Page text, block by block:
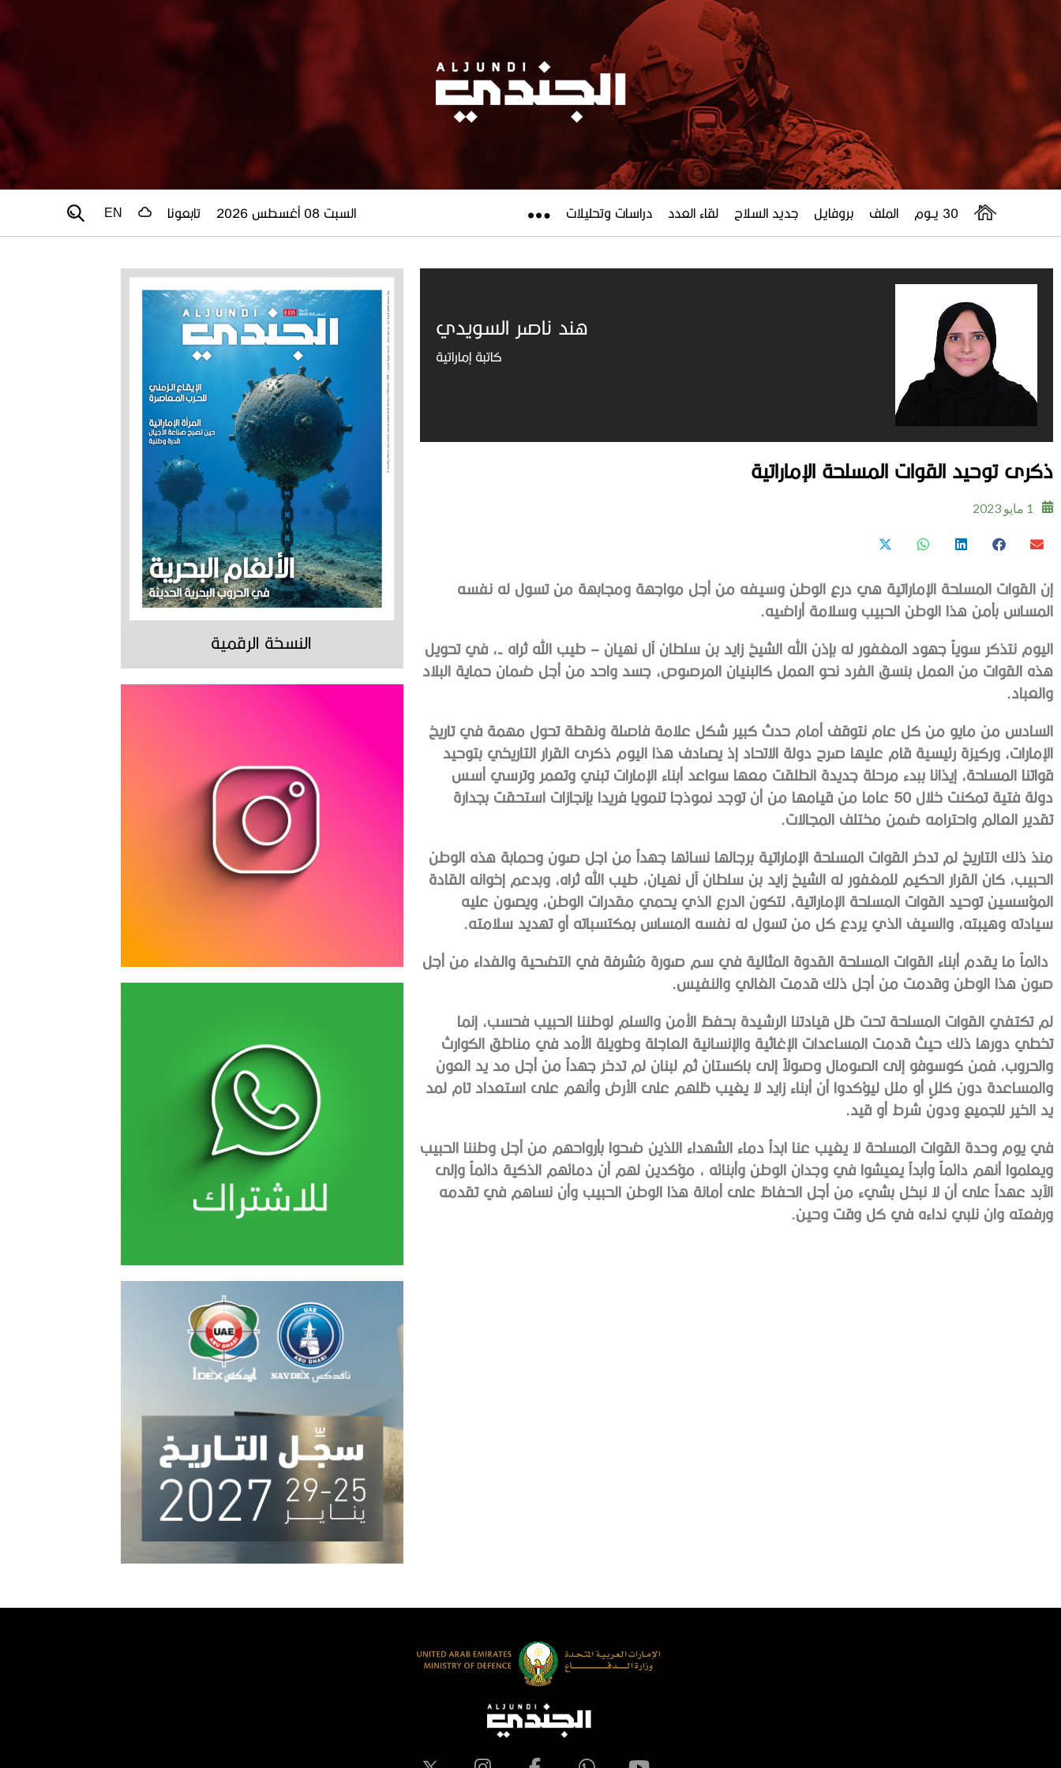
30 يــوم الملف بروفايل جديد السلاح لقاء العدد دراسات وتحليلات السبت 08 أغسطس 2026 تابعونا EN
هند ناصر السويدي
كاتبة إماراتية
ذكرى توحيد القوات المسلحة الإماراتية
1 مايو 2023
إن القوات المسلحة الإماراتية هي درع الوطن وسيفه من أجل مواجهة ومجابهة من تسول له نفسه
المساس بأمن هذا الوطن الحبيب وسلامة أراضيه.
اليوم نتذكر سوياً جهود المغفور له بإذن الله الشيخ زايد بن سلطان آل نهيان – طيب الله ثراه -، في تحويل
هذه القوات من العمل بنسق الفرد نحو العمل كالبنيان المرصوص، جسد واحد من أجل ضمان حماية البلاد
والعباد.
السادس من مايو من كل عام نتوقف أمام حدث كبير شكل علامة فاصلة ونقطة تحول مهمة في تاريخ
الإمارات، وركيزة رئيسية قام عليها صرح دولة الاتحاد إذ يصادف هذا اليوم ذكرى القرار التاريخي بتوحيد
قواتنا المسلحة، إيذانا ببدء مرحلة جديدة انطلقت معها سواعد أبناء الإمارات تبني وتعمر وترسي أسس
دولة فتية تمكنت خلال 50 عاما من قيامها من أن توجد نموذجا تنمويا فريدا بإنجازات استحقت بجدارة
تقدير العالم واحترامه ضمن مختلف المجالات.
منذ ذلك التاريخ لم تدخر القوات المسلحة الإماراتية برجالها نسائها جهداً من اجل صون وحمابة هذه الوطن
الحبيب، كان القرار الحكيم للمغفور له الشيخ زايد بن سلطان آل نهيان، طيب الله ثراه، وبدعم إخوانه القادة
المؤسسين توحيد القوات المسلحة الإماراتية، لتكون الدرع الذي يحمي مقدرات الوطن، ويصون عليه
سيادته وهيبته، والسيف الذي يردع كل من تسول له نفسه المساس بمكتسباته أو تهديد سلامته.
دائماً ما يقدم أبناء القوات المسلحة القدوة المثالية في سم صورة مُشرفة في التضحية والفداء من أجل
صون هذا الوطن وقدمت من أجل ذلك قدمت الغالي والنفيس.
لم تكتفي القوات المسلحة تحت ظل قيادتنا الرشيدة بحفظ الأمن والسلم لوطننا الحبيب فحسب، إنما
تخطي دورها ذلك حيث قدمت المساعدات الإغاثية والإنسانية العاجلة وطويلة الأمد في مناطق الكوارث
والحروب، فمن كوسوفو إلى الصومال وصولاً إلى باكستان ثم لبنان لم تدخر جهداً من أجل مد يد العون
والمساعدة دون كللٍ أو ملل ليؤكدوا أن أبناء زايد لا يغيب ظلهم على الأرض وأنهم على استعداد تام لمد
يد الخير للجميع ودون شرط أو قيد.
في يوم وحدة القوات المسلحة لا يغيب عنا ابداً دماء الشهداء اللذين ضحوا بأرواحهم من أجل وطننا الحبيب
ويعلموا أنهم دائماً وأبداً يعيشوا في وجدان الوطن وأبنائه ، مؤكدين لهم أن دمائهم الذكية دائماً وإلى
الآبد عهداً على أن لا نبخل بشيء من أجل الحفاظ على أمانة هذا الوطن الحبيب وأن نساهم في تقدمه
ورفعته وان نلبي نداءه في كل وقت وحين.
النسخة الرقمية